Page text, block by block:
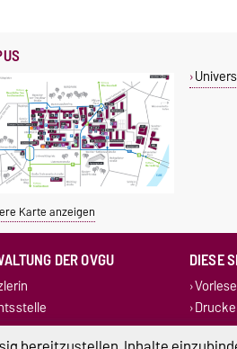
Karte anzeigen
DER OVGU DIESE